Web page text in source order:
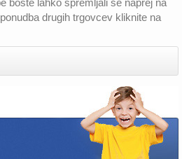
boste lahko spremljali še naprej na
drugih trgovcev kliknite na